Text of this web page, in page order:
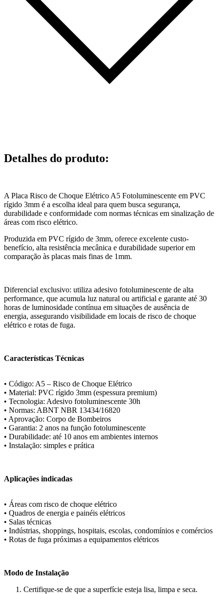
Detalhes do produto:
A Placa Risco de Choque Elétrico A5 Fotoluminescente em PVC
rígido 3mm é a escolha ideal para quem busca segurança,
durabilidade e conformidade com normas técnicas em sinalização de
áreas com risco elétrico.
Produzida em PVC rígido de 3mm, oferece excelente custo-
benefício, alta resistência mecânica e durabilidade superior em
comparação às placas mais finas de 1mm.
Diferencial exclusivo: utiliza adesivo fotoluminescente de alta
performance, que acumula luz natural ou artificial e garante até 30
horas de luminosidade contínua em situações de ausência de
energia, assegurando visibilidade em locais de risco de choque
elétrico e rotas de fuga.
Características Técnicas
• Código: A5 – Risco de Choque Elétrico
• Material: PVC rígido 3mm (espessura premium)
• Tecnologia: Adesivo fotoluminescente 30h
• Normas: ABNT NBR 13434/16820
• Aprovação: Corpo de Bombeiros
• Garantia: 2 anos na função fotoluminescente
• Durabilidade: até 10 anos em ambientes internos
• Instalação: simples e prática
Aplicações indicadas
• Áreas com risco de choque elétrico
• Quadros de energia e painéis elétricos
• Salas técnicas
• Indústrias, shoppings, hospitais, escolas, condomínios e comércios
• Rotas de fuga próximas a equipamentos elétricos
Modo de Instalação
Certifique-se de que a superfície esteja lisa, limpa e seca.